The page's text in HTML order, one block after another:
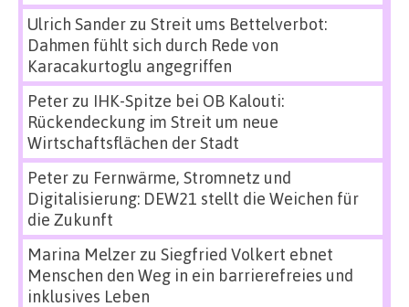
Ulrich Sanderzu Streit ums Bettelverbot:
Dahmen fühlt sich durch Rede von
Karacakurtoglu angegriffen
Peterzu IHK-Spitze bei OB Kalouti:
Rückendeckung im Streit um neue
Wirtschaftsflächen der Stadt
Peterzu Fernwärme, Stromnetz und
Digitalisierung: DEW21 stellt die Weichen für
die Zukunft
Marina Melzerzu Siegfried Volkert ebnet
Menschen den Weg in ein barrierefreies und
inklusives Leben